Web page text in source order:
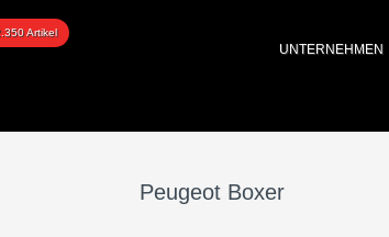
upgraded
Artikel
UNTERNEHMEN
Peugeot Boxer